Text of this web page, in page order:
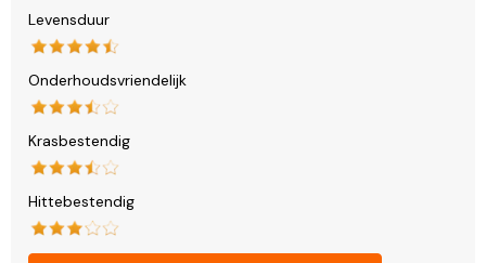
Levensduur
Onderhoudsvriendelijk
Krasbestendig
Hittebestendig